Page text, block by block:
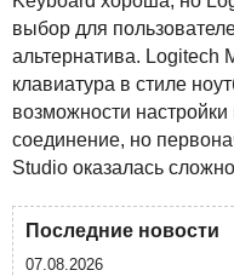
выбор для
альтернатива. Logitech
клавиатура в стиле
возможности
соединение, но
Studio оказалась
Последние новости
07.08.2026